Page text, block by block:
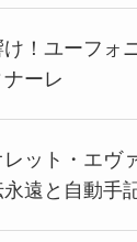
！ユーフォ
ーレ
レット・エヴ
遠と自動手